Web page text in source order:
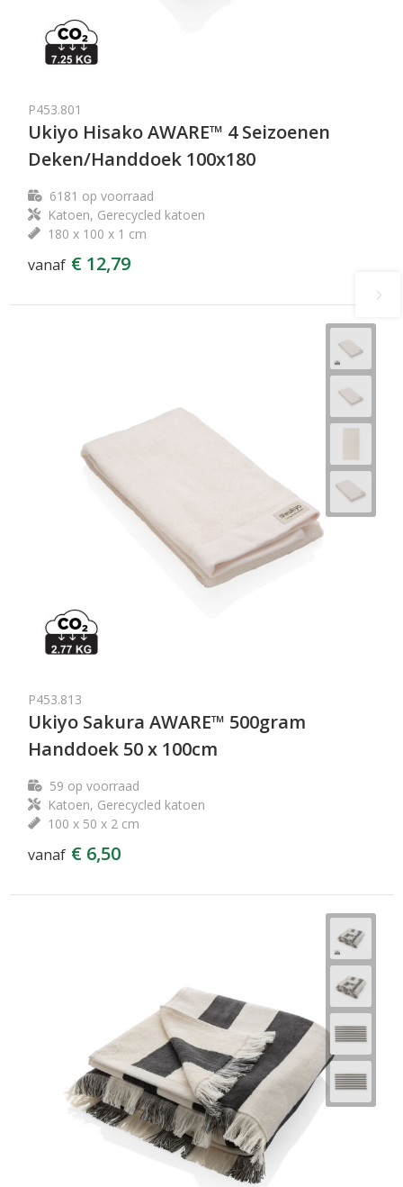
P453.801
Ukiyo Hisako AWARE™ 4 Seizoenen
Deken/Handdoek 100x180
6181 op voorraad
Katoen, Gerecycled katoen
180 x 100 x 1 cm
vanaf € 12,79
P453.813
Ukiyo Sakura AWARE™ 500gram
Handdoek 50 x 100cm
59 op voorraad
Katoen, Gerecycled katoen
100 x 50 x 2 cm
vanaf € 6,50